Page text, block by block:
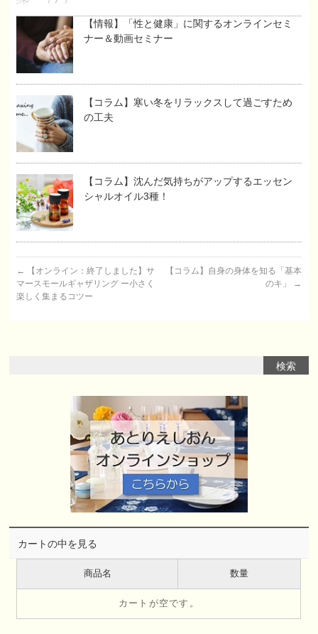
【情報】「性と健康」に関するオンラインセミ
ナー＆動画セミナー
【コラム】寒い冬をリラックスして過ごすため
の工夫
【コラム】沈んだ気持ちがアップするエッセン
シャルオイル3種！
←
【オンライン：終了しました】サ
マースモールギャザリング ー小さく
楽しく集まるコツー
【コラム】自身の身体を知る「基本
のキ」
→
カートの中を見る
商品名 数量
カートが空です。